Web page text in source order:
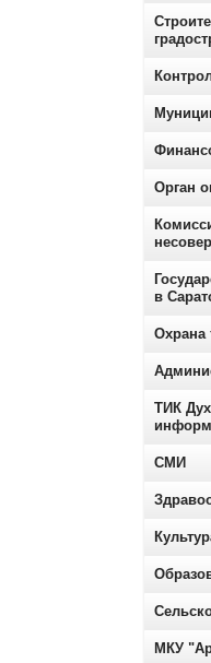
Орган
в
Охрана
ТИК
СМИ
МКУ